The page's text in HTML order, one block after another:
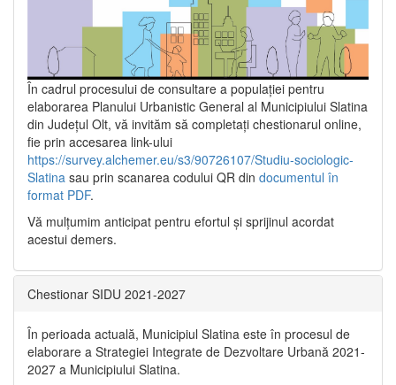
În cadrul procesului de consultare a populaţiei pentru
elaborarea Planului Urbanistic General al Municipiului Slatina
din Județul Olt, vă invităm să completați chestionarul online,
fie prin accesarea link-ului
https://survey.alchemer.eu/s3/90726107/Studiu-sociologic-
Slatina sau prin scanarea codului QR din documentul în
format PDF.
Vă mulţumim anticipat pentru efortul şi sprijinul acordat
acestui demers.
Chestionar SIDU 2021-2027
În perioada actuală, Municipiul Slatina este în procesul de
elaborare a Strategiei Integrate de Dezvoltare Urbană 2021‐
2027 a Municipiului Slatina.